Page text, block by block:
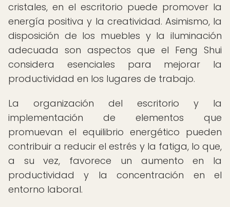
cristales, en el escritorio puede promover la
energía positiva y la creatividad. Asimismo, la
disposición de los muebles y la iluminación
adecuada son aspectos que el Feng Shui
considera esenciales para mejorar la
productividad en los lugares de trabajo.
La organización del escritorio y la
implementación de elementos que
promuevan el equilibrio energético pueden
contribuir a reducir el estrés y la fatiga, lo que,
a su vez, favorece un aumento en la
productividad y la concentración en el
entorno laboral.